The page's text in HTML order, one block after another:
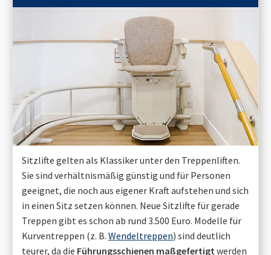
Sitzlifte gelten als Klassiker unter den Treppenliften.
Sie sind verhältnismäßig günstig und für Personen
geeignet, die noch aus eigener Kraft aufstehen und sich
in einen Sitz setzen können. Neue Sitzlifte für gerade
Treppen gibt es schon ab rund 3.500 Euro. Modelle für
Kurventreppen (z. B. Wendeltreppen) sind deutlich
teurer, da die Führungsschienen maßgefertigt werden